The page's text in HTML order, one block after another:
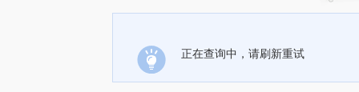
正在查询中，请刷新重试